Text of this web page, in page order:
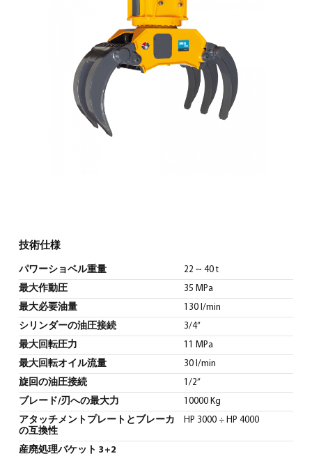
日本語
技術仕様
パワーショベル重量 22 ~ 40 t
最大作動圧 35 MPa
最大必要油量 130 l/min
シリンダーの油圧接続 3/4”
最大回転圧力 11 MPa
最大回転オイル流量 30 l/min
旋回の油圧接続 1/2”
ブレード/刃への最大力 10000 Kg
アタッチメントプレートとブレーカ
の互換性
HP 3000 ÷ HP 4000
産廃処理バケット 3+2